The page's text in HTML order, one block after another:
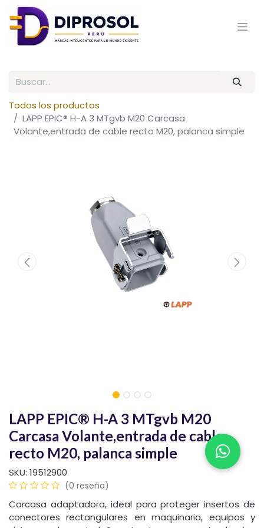
Todos los productos
LAPP EPIC® H-A 3 MTgvb M20 Carcasa
Volante,entrada de cable recto M20, palanca simple
LAPP EPIC® H-A 3 MTgvb M20
Carcasa Volante,entrada de cable
recto M20, palanca simple
SKU: 19512900
(0 reseña)
Carcasa adaptadora, ideal para proteger insertos de
conectores rectangulares en maquinaria, equipos y